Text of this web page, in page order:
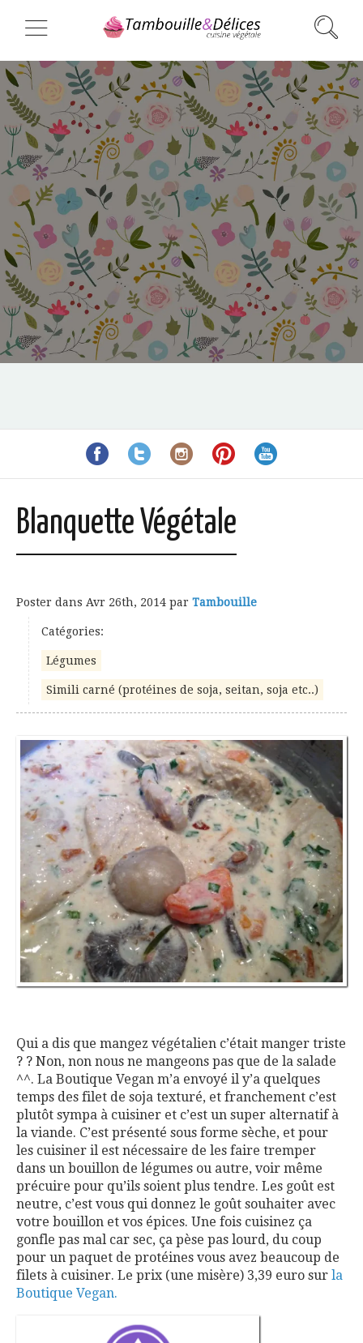
Blanquette Végétale
Poster dans Avr 26th, 2014 par Tambouille
Catégories:
Légumes
Simili carné (protéines de soja, seitan, soja etc..)
Qui a dis que mangez végétalien c’était manger triste
? ? Non, non nous ne mangeons pas que de la salade
^^. La Boutique Vegan m’a envoyé il y’a quelques
temps des filet de soja texturé, et franchement c’est
plutôt sympa à cuisiner et c’est un super alternatif à
la viande. C’est présenté sous forme sèche, et pour
les cuisiner il est nécessaire de les faire tremper
dans un bouillon de légumes ou autre, voir même
précuire pour qu’ils soient plus tendre. Les goût est
neutre, c’est vous qui donnez le goût souhaiter avec
votre bouillon et vos épices. Une fois cuisinez ça
gonfle pas mal car sec, ça pèse pas lourd, du coup
pour un paquet de protéines vous avez beaucoup de
filets à cuisiner. Le prix (une misère) 3,39 euro sur la
Boutique Vegan.